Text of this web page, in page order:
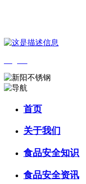
首页
关于我们
食品安全知识
食品安全资讯